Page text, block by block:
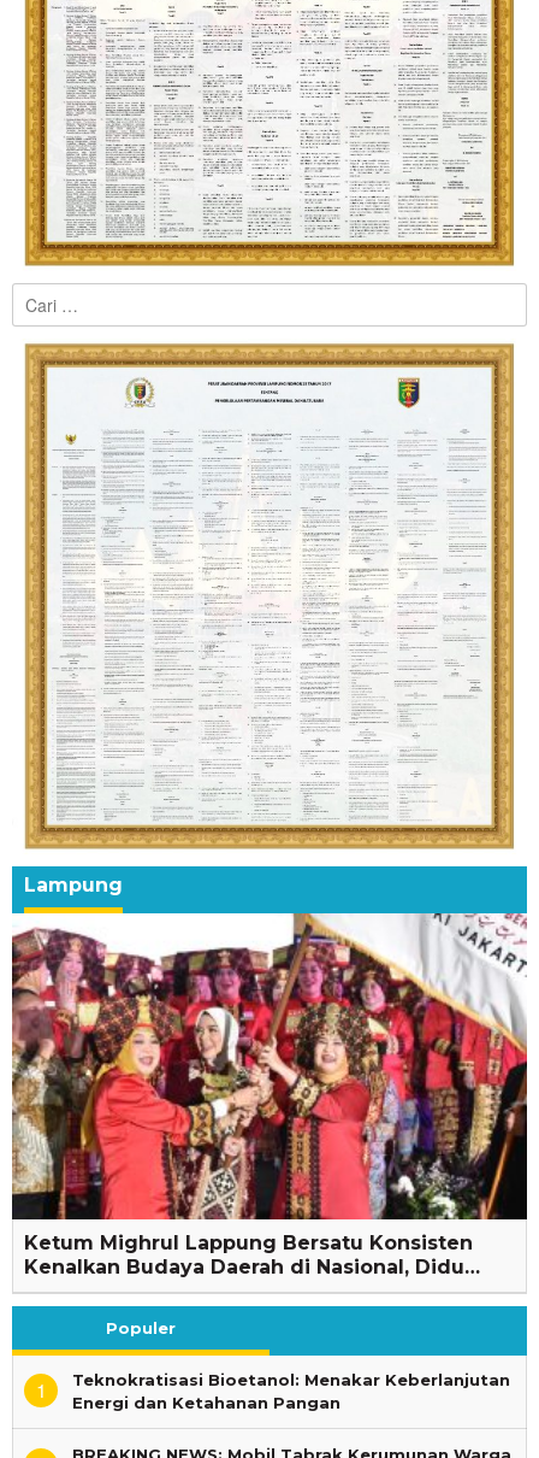
Cari
untuk:
Lampung
Ketum Mighrul Lappung Bersatu Konsisten
Kenalkan Budaya Daerah di Nasional, Didu…
Populer
1
Teknokratisasi Bioetanol: Menakar Keberlanjutan
Energi dan Ketahanan Pangan